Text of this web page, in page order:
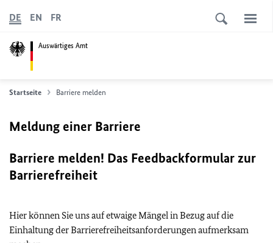
Auswärtiges Amt
DE EN FR
Startseite Barriere melden
Meldung einer Barriere
Barriere melden! Das Feedbackformular zur
Barrierefreiheit
Hier können Sie uns auf etwaige Mängel in Bezug auf die
Einhaltung der Barrierefreiheitsanforderungen aufmerksam